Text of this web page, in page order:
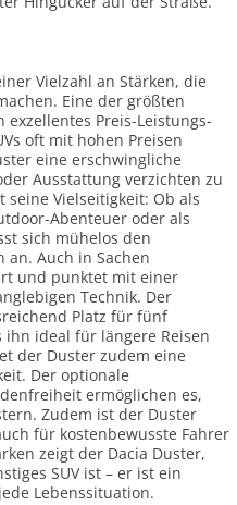
Vielzahl an Stärken, die
Eine der größten
exzellentes Preis-Leistungs-
oft mit hohen Preisen
eine erschwingliche
Ausstattung verzichten zu
seine Vielseitigkeit: Ob als
Abenteuer oder als
sich mühelos den
Auch in Sachen
und punktet mit einer
Technik. Der
Platz für fünf
ihn ideal für längere Reisen
der Duster zudem eine
Der optionale
ermöglichen es,
Zudem ist der Duster
für kostenbewusste Fahrer
zeigt der Dacia Duster,
SUV ist – er ist ein
Lebenssituation.